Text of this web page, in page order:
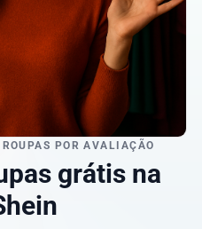
POR AVALIAÇÃO
grátis na